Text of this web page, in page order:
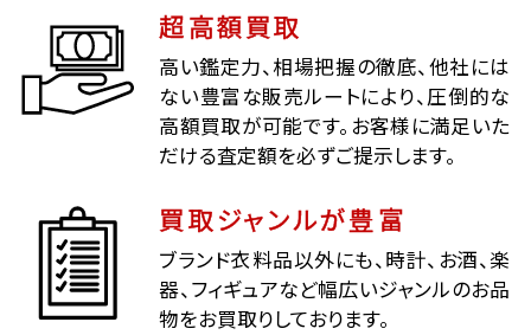
超高額買取
高い鑑定力、相場把握の徹底、他社には
ない豊富な販売ルートにより、圧倒的な
高額買取が可能です。お客様に満足いた
だける査定額を必ずご提示します。
買取ジャンルが豊富
ブランド衣料品以外にも、時計、お酒、楽
器、フィギュアなど幅広いジャンルのお品
物をお買取りしております。